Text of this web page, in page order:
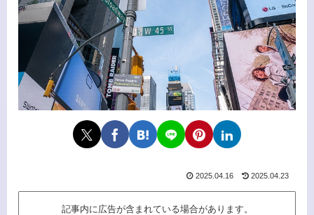
2025.04.16 2025.04.23
記事内に広告が含まれている場合があります。